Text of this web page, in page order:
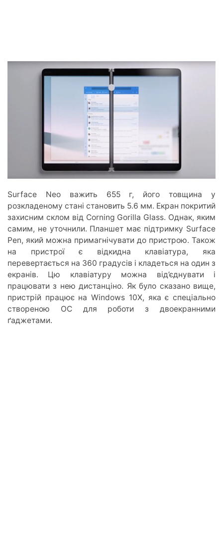
Surface Neo важить 655 г, його товщина у
розкладеному стані становить 5.6 мм. Екран покритий
захисним склом від Corning Gorilla Glass. Однак, яким
самим, не уточнили. Планшет має підтримку Surface
Pen, який можна примагнічувати до пристрою. Також
на пристрої є відкидна клавіатура, яка
перевертається на 360 градусів і кладеться на один з
екранів. Цю клавіатуру можна від’єднувати і
працювати з нею дистанціно. Як було сказано вище,
пристрій працює на Windows 10X, яка є спеціально
створеною ОС для роботи з двоекранними
ґаджетами.